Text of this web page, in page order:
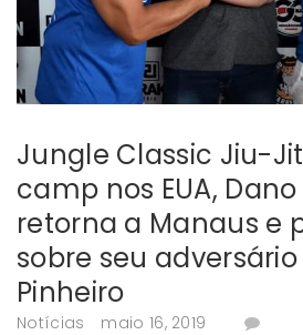
Jungle Classic Jiu-
camp nos EUA,
retorna a Manaus e
sobre seu
Pinheiro
Notícias maio 16, 2019